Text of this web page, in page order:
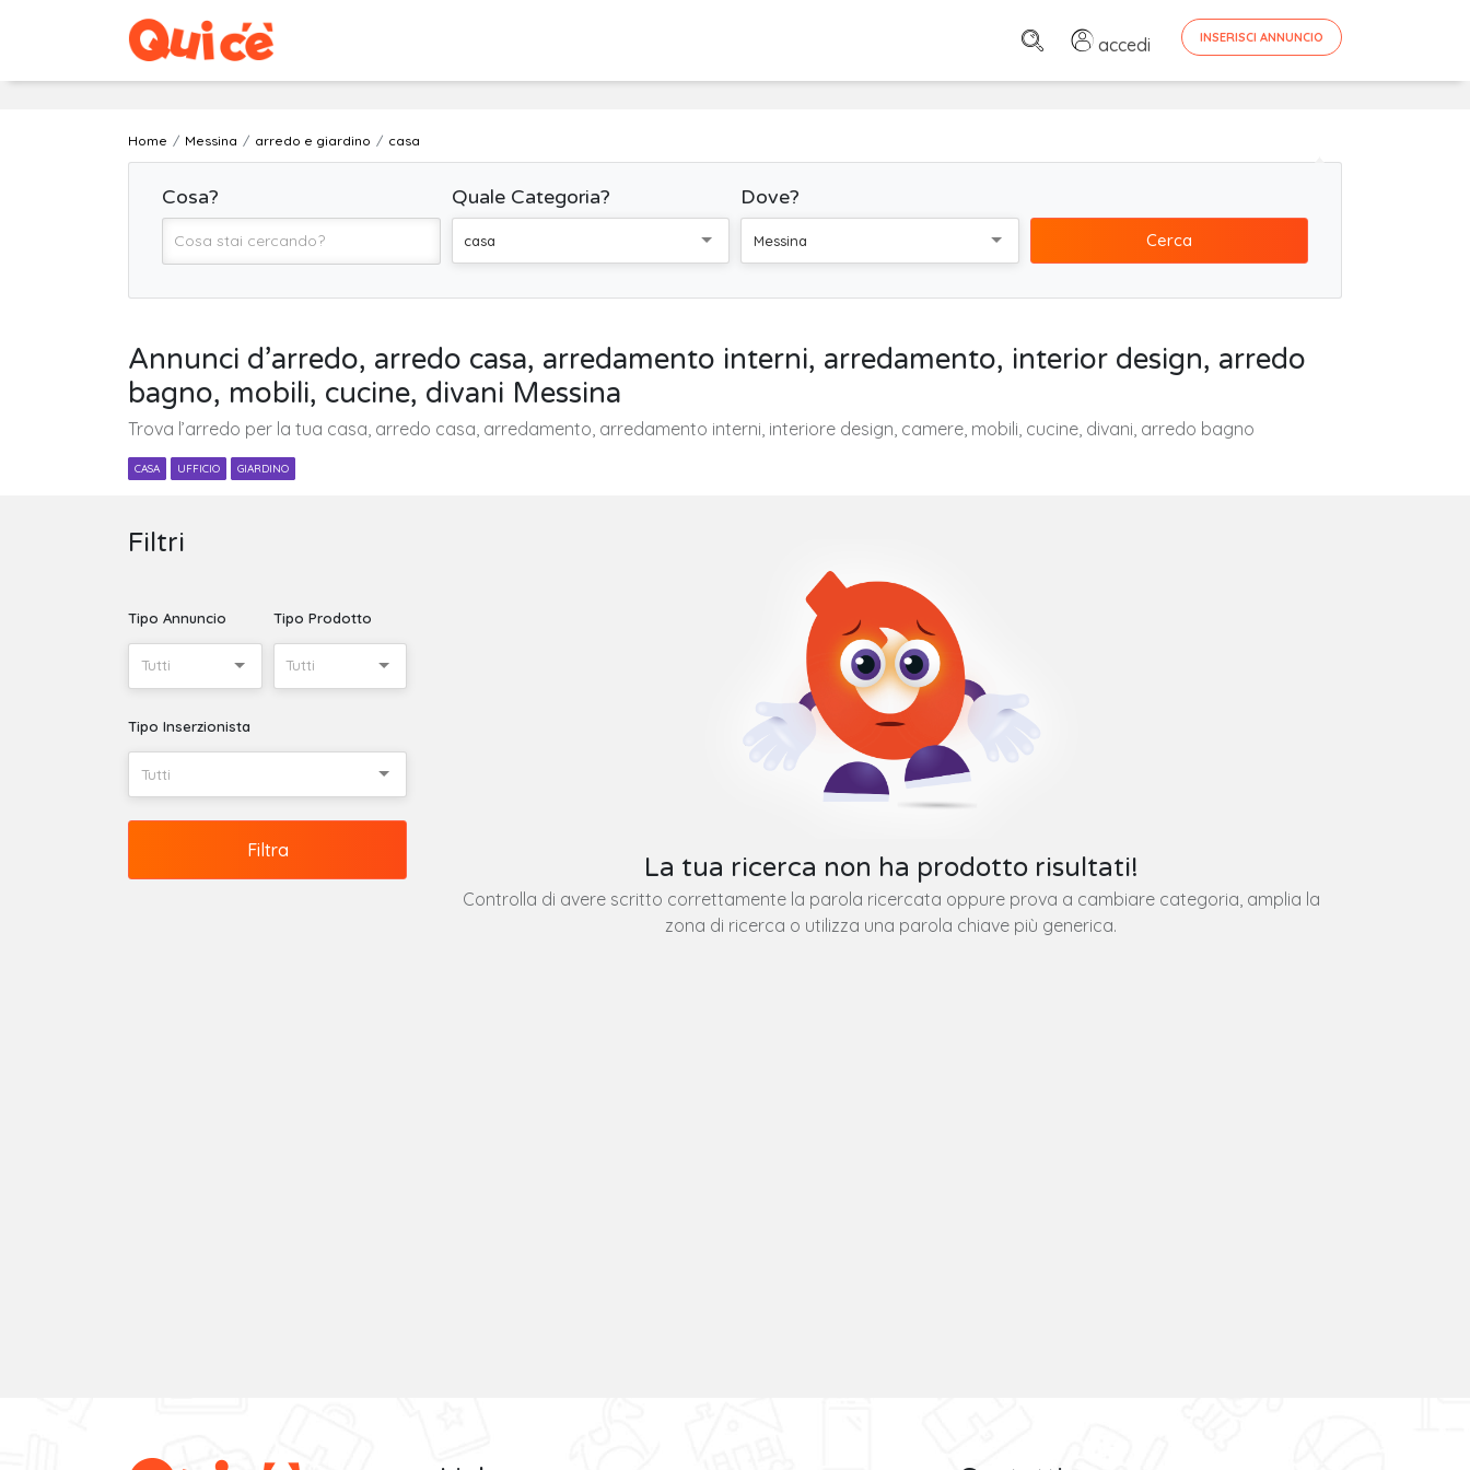
accedi INSERISCI ANNUNCIO
Home Messina arredo e giardino casa
Cosa? Quale Categoria?
casa
Dove?
Messina Cerca
Annunci d’arredo, arredo casa, arredamento interni, arredamento, interior design, arredo
bagno, mobili, cucine, divani Messina
Trova l’arredo per la tua casa, arredo casa, arredamento, arredamento interni, interiore design, camere, mobili, cucine, divani, arredo bagno
CASA UFFICIO GIARDINO
Filtri
Tipo Annuncio
Tutti
Tipo Prodotto
Tutti
Tipo Inserzionista
Tutti
Filtra
La tua ricerca non ha prodotto risultati!
Controlla di avere scritto correttamente la parola ricercata oppure prova a cambiare categoria, amplia la
zona di ricerca o utilizza una parola chiave più generica.